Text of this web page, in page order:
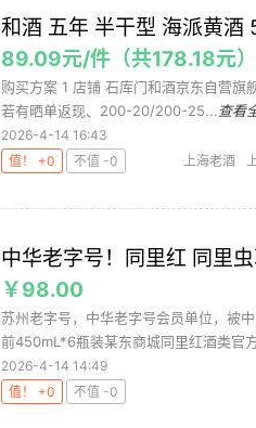
和酒 五年 半干型 海派黄
89.09元/件（共178.18元）
购买方案 1 店铺 石库门和酒京东自营
若有晒单返现、200-20/200-25... 查看
2026-4-14 16:43
值！ +0
不值 -0 上海老酒
中华老字号！同里红 同里
￥98.00
苏州老字号，中华老字号会员单位，被
前450mL*6瓶装某东商城同里红酒类官
2026-4-14 14:49
值！ +0
不值 -0